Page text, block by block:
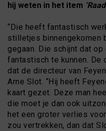
hij weten in het item
“Die heeft fantastisch
stilletjes binnengekomen
gegaan. Die schijnt dat
fantastisch te kunnen. De
dat de directeur van
Arne Slot. “Hij heeft
kaart gezet. Deze man
die moet je dan ook
het een groter verlies
zou vertrekken, dan dat